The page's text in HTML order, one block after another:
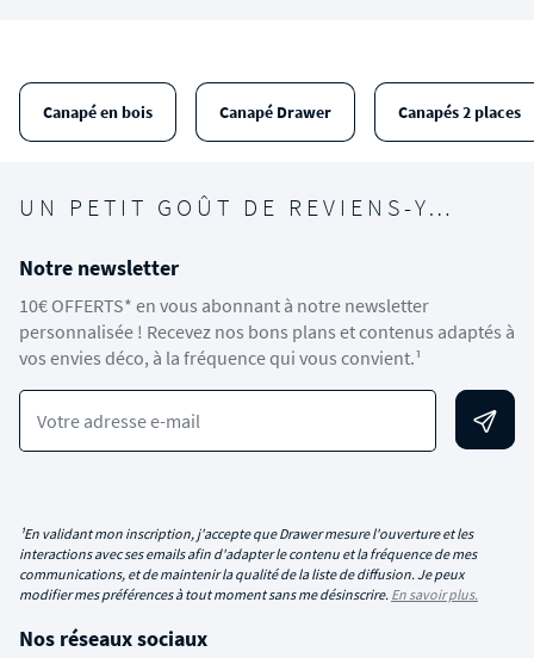
Canapé en bois Canapé Drawer Canapés 2 places
UN PETIT GOÛT DE REVIENS-Y…
Notre newsletter
10€ OFFERTS* en vous abonnant à notre newsletter
personnalisée ! Recevez nos bons plans et contenus adaptés à
vos envies déco, à la fréquence qui vous convient.¹
Votre adresse e-mail
¹En validant mon inscription, j'accepte que Drawer mesure l'ouverture et les
interactions avec ses emails afin d'adapter le contenu et la fréquence de mes
communications, et de maintenir la qualité de la liste de diffusion. Je peux
modifier mes préférences à tout moment sans me désinscrire. En savoir plus.
Nos réseaux sociaux